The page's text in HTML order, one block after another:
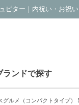
ランドで探す
グルメ（コンパクトタイプ